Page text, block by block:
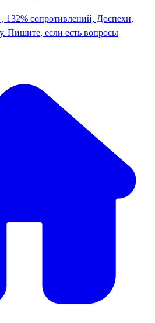
сопротивлений, Доспехи,
Пишите, если есть вопросы